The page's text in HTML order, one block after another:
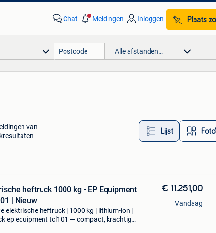
Chat Meldingen Inloggen Plaats
Alle afstanden…
van
Lijst
heftruck 1000 kg - EP Equipment
| Nieuw
elektrische heftruck | 1000 kg | lithium-ion |
ep equipment tcl101 — compact, krachtig
€ 11.251,00
Vandaag